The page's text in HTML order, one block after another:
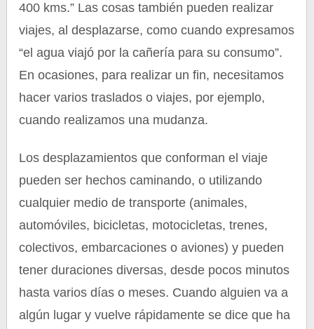
400 kms.” Las cosas también pueden realizar
viajes, al desplazarse, como cuando expresamos
“el agua viajó por la cañería para su consumo”.
En ocasiones, para realizar un fin, necesitamos
hacer varios traslados o viajes, por ejemplo,
cuando realizamos una mudanza.
Los desplazamientos que conforman el viaje
pueden ser hechos caminando, o utilizando
cualquier medio de transporte (animales,
automóviles, bicicletas, motocicletas, trenes,
colectivos, embarcaciones o aviones) y pueden
tener duraciones diversas, desde pocos minutos
hasta varios días o meses. Cuando alguien va a
algún lugar y vuelve rápidamente se dice que ha